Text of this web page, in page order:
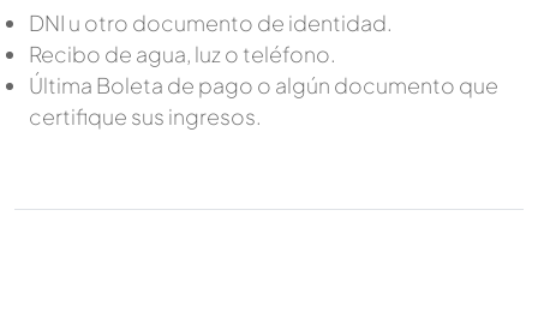
DNI u otro documento de identidad.
Recibo de agua, luz o teléfono.
Última Boleta de pago o algún documento que
certifique sus ingresos.